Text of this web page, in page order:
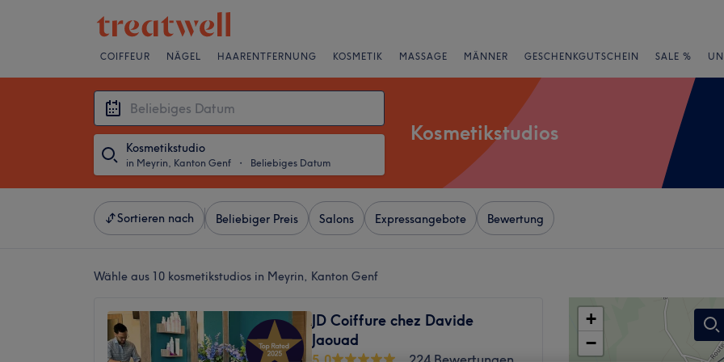
COIFFEUR NÄGEL HAARENTFERNUNG KOSMETIK MASSAGE MÄNNER GESCHENKGUTSCHEIN SALE %
Kosmetikstudio
in Meyrin, Kanton Genf ・ Beliebiges Datum
Kosmetikstudios
Sortieren nach Beliebiger Preis Salons Expressangebote Bewertung
Wähle aus 10 kosmetikstudios in Meyrin, Kanton Genf
JD Coiffure chez Davide
Jaouad
+
−